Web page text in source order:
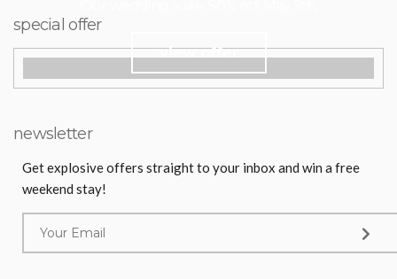
special offer
view offer
newsletter
Get explosive offers straight to your inbox and win a free
weekend stay!